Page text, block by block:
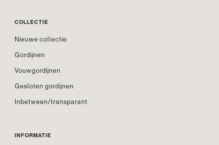
COLLECTIE
Nieuwe collectie
Gordijnen
Vouwgordijnen
Gesloten gordijnen
Inbetween/transparant
INFORMATIE